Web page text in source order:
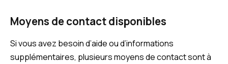
Moyens de contact disponibles
Si vous avez besoin d’aide ou d’informations
supplémentaires, plusieurs moyens de contact sont à